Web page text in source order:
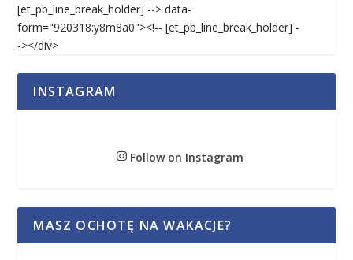
[et_pb_line_break_holder] --> data-
form="920318:y8m8a0"><!-- [et_pb_line_break_holder] -
-></div>
INSTAGRAM
Follow on Instagram
MASZ OCHOTĘ NA WAKACJE?